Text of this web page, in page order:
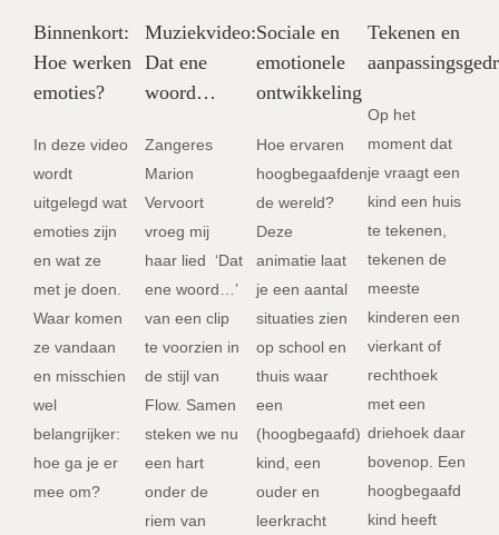
Binnenkort:
Hoe werken
emoties?
In deze video
wordt
uitgelegd wat
emoties zijn
en wat ze
met je doen.
Waar komen
ze vandaan
en misschien
wel
belangrijker:
hoe ga je er
mee om?
Muziekvideo:
Dat ene
woord…
Zangeres
Marion
Vervoort
vroeg mij
haar lied ‘Dat
ene woord…’
van een clip
te voorzien in
de stijl van
Flow. Samen
steken we nu
een hart
onder de
riem van
Sociale en
emotionele
ontwikkeling
Hoe ervaren
hoogbegaafden
de wereld?
Deze
animatie laat
je een aantal
situaties zien
op school en
thuis waar
een
(hoogbegaafd)
kind, een
ouder en
leerkracht
Tekenen en
Op het
moment dat
je vraagt een
kind een huis
te tekenen,
tekenen de
meeste
kinderen een
vierkant of
rechthoek
met een
driehoek daar
bovenop. Een
hoogbegaafd
kind heeft